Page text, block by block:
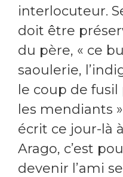
interlocuteur.
doit être
du père, « ce
saoulerie,
le coup de
les mendiants
écrit ce jour-là
Arago, c’est
devenir l’ami